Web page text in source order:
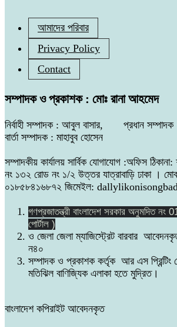
আমাদের পরিবার
Privacy Policy
Contact
সম্পাদক ও প্রকাশক : মোঃ রানা আহমেদ
নির্বাহী সম্পাদক : আবুল বাসার, প্রধান
বার্তা সম্পাদক : মাহাবুব হোসেন
সম্পাদকীয় কার্যালয় সার্বিক যোগাযোগ :অফিস
নং ১৩২ রোড নং ১/২ উত্তর যাত্রাবাড়ি ঢাকা ।
০১৮৫৮৪১৬৮৭২ জিমেইল:
গণপ্রজাতন্ত্রী বাংলাদেশ সরকার অনুমদিত
পোর্টাল )
ও জেলা জেলা ম্যাজিস্ট্রেট বারবার
ন৪০
সম্পাদক ও প্রকাশক কর্তৃক আর এস প্রিন্টিং
মতিঝিল বাণিজ্যিক এলাকা হতে মুদ্রিত।
বাংলাদেশ কপিরাইট আবেদনকৃত